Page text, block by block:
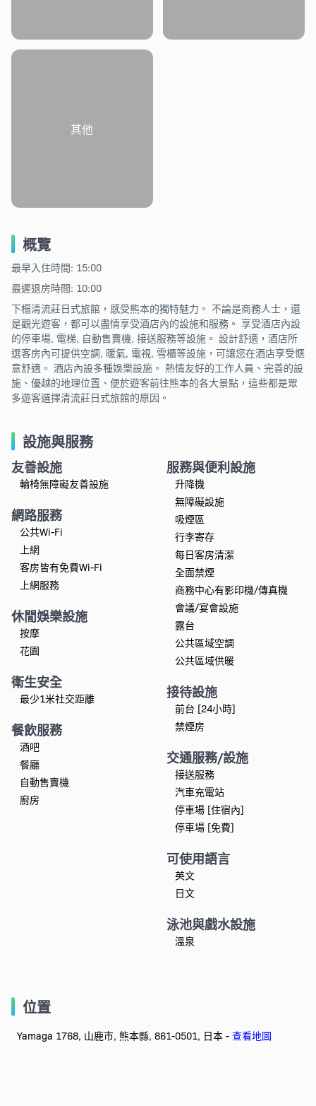
其他
概覽
最早入住時間: 15:00
最遲退房時間: 10:00
下榻清流莊日式旅館，感受熊本的獨特魅力。 不論是商務人士，還
是觀光遊客，都可以盡情享受酒店內的設施和服務。 享受酒店內設
的停車場, 電梯, 自動售賣機, 接送服務等設施。 設計舒適，酒店所
選客房內可提供空調, 暖氣, 電視, 雪櫃等設施，可讓您在酒店享受愜
意舒適。 酒店內設多種娛樂設施。 熱情友好的工作人員、完善的設
施、優越的地理位置、便於遊客前往熊本的各大景點，這些都是眾
多遊客選擇清流莊日式旅館的原因。
設施與服務
友善設施
輪椅無障礙友善設施
網路服務
公共Wi-Fi
上網
客房皆有免費Wi-Fi
上網服務
休閒娛樂設施
按摩
花園
衛生安全
最少1米社交距離
餐飲服務
酒吧
餐廳
自動售賣機
廚房
服務與便利設施
升降機
無障礙設施
吸煙區
行李寄存
每日客房清潔
全面禁煙
商務中心有影印機/傳真機
會議/宴會設施
露台
公共區域空調
公共區域供暖
接待設施
前台 [24小時]
禁煙房
交通服務/設施
接送服務
汽車充電站
停車場 [住宿內]
停車場 [免費]
可使用語言
英文
日文
泳池與戲水設施
溫泉
位置
Yamaga 1768, 山鹿市, 熊本縣, 861-0501, 日本 - 查看地圖